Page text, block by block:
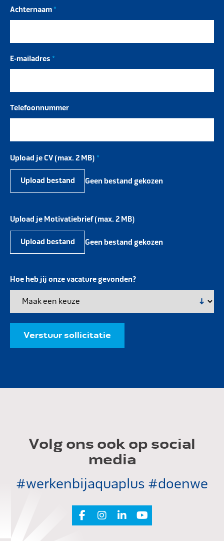
Achternaam *
E-mailadres *
Telefoonnummer
Upload je CV (max. 2 MB) *
Upload bestand Geen bestand gekozen
Upload je Motivatiebrief (max. 2 MB)
Upload bestand Geen bestand gekozen
Hoe heb jij onze vacature gevonden?
Verstuur sollicitatie
Volg ons ook op social
media
#werkenbijaquaplus #doenwe